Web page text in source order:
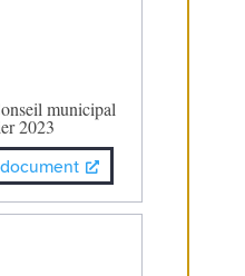
municipal
2023